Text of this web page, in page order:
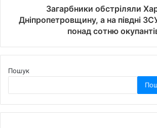
Загарбники обстріляли
Дніпропетровщину, а на півдні
понад сотню
Пошук